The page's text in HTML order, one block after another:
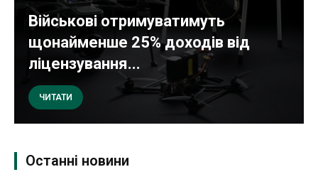
Військові отримуватимуть
щонайменше 25% доходів від
ліцензування...
ЧИТАТИ
Останні новини